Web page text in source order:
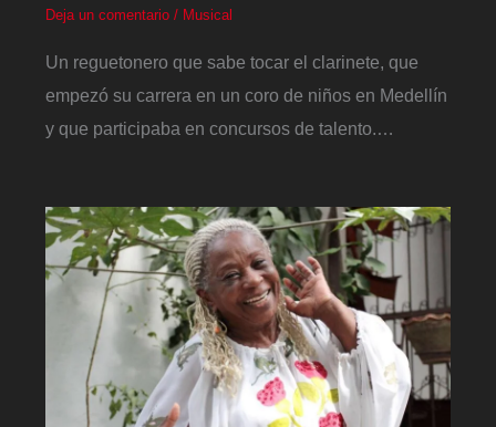
Deja un comentario / Musical
Un reguetonero que sabe tocar el clarinete, que
empezó su carrera en un coro de niños en Medellín
y que participaba en concursos de talento.…